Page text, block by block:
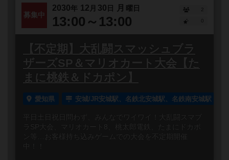
募集中
2030年 12 月 30 日 月 曜日
13:00～13:00
2
【不定期】大乱闘スマッシュブラ
ザーズSP＆マリオカート大会【た
まに桃鉄＆ドカポン】
愛知県 安城/JR安城駅、名鉄北安城駅、名鉄南安城駅
平日土日祝日問わず、みんなでワイワイ！大乱闘スマブ
ラSP大会、マリオカート8、桃太郎電鉄、たまにドカポ
ン等…お客様持ち込みゲームでの大会を不定期開催